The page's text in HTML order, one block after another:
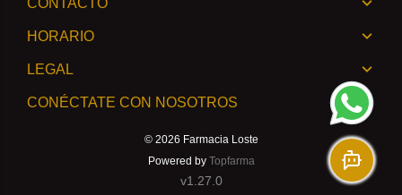
CONTACTO
HORARIO
LEGAL
CONÉCTATE CON NOSOTROS
© 2026 Farmacia Loste
Powered by Topfarma
v1.27.0